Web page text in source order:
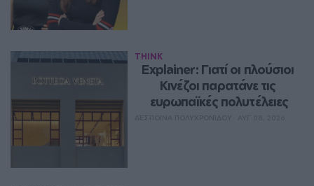
THINK
Explainer: Γιατί οι πλούσιοι
Κινέζοι παρατάνε τις
ευρωπαϊκές πολυτέλειες